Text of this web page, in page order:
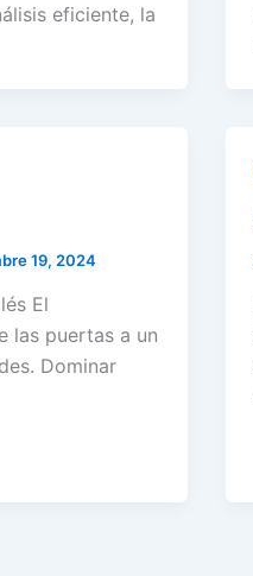
eficiente, la
19, 2024
El
las puertas a un
Dominar